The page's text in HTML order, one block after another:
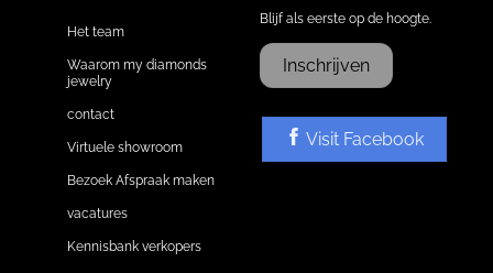
Het team
Waarom my diamonds
jewelry
contact
Virtuele showroom
Bezoek Afspraak maken
vacatures
Kennisbank verkopers
Blijf als eerste op de hoogte.
Inschrijven
Visit Facebook